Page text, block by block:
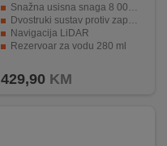
Snažna usisna snaga 8 000 Pa
Dvostruki sustav protiv zapetljavanja
Navigacija LiDAR
Rezervoar za vodu 280 ml
429,90 KM